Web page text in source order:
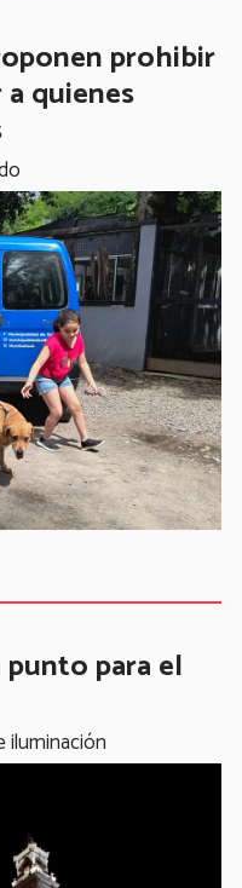
prohibir
quienes
punto para el
iluminación